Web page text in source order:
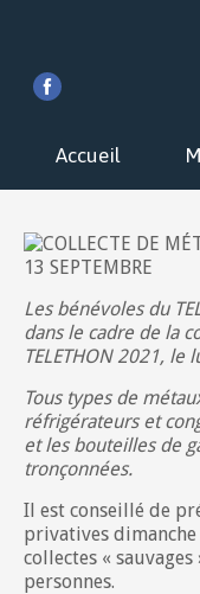
Accueil
Les bénévoles du
dans le cadre de la
TELETHON 2021,
Tous types de
réfrigérateurs et
et les bouteilles de
tronçonnées.
Il est conseillé de
privatives
collectes «
personnes.